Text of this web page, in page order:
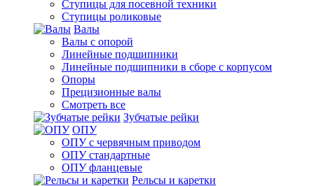
Ступицы для посевной техники
Ступицы роликовые
Валы
Валы с опорой
Линейные подшипники
Линейные подшипники в сборе с корпусом
Опоры
Прецизионные валы
Смотреть все
Зубчатые рейки
ОПУ
ОПУ с червячным приводом
ОПУ стандартные
ОПУ фланцевые
Рельсы и каретки